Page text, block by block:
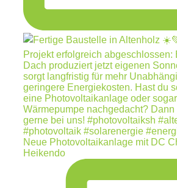
Neue Photovoltaikanlage mit DC
Heikendo